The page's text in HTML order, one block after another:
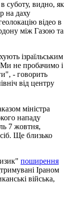
суботу, видно, як
на даху
відео в
між Газою та
ізраїльським
не пробачимо і
- говорить
від центру
міністра
нападу
7 жовтня,
Ще близько
поширення
Іраном
війська,